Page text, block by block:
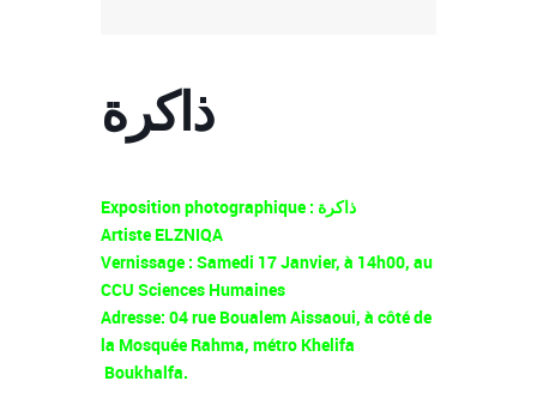
ذاكرة
Exposition photographique : ذاكرة
Artiste ELZNIQA
Vernissage : Samedi 17 Janvier, à 14h00, au
CCU Sciences Humaines
Adresse: 04 rue Boualem Aissaoui, à côté de
la Mosquée Rahma, métro Khelifa
Boukhalfa.